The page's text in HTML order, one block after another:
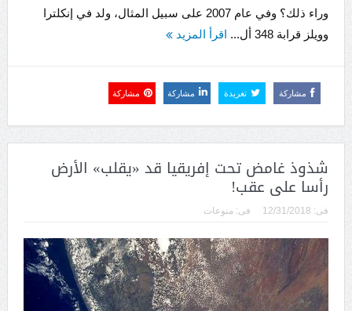
وراء ذلك؟ وفي عام 2007 على سبيل المثال، ولد في إنكلترا
وويلز قرابة 348 أل...
اقرأ المزيد
مشاركة تغريدة مشاركة مشاركة
شذوذ غامض تحت إفريقيا قد «يقلب» الأرض
رأسا على عقب!
فى: 12/31/2018 فى: منوعات